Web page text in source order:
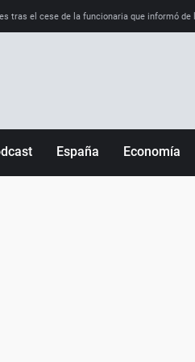
tras el cese de la funcionaria que informó de
España Economía